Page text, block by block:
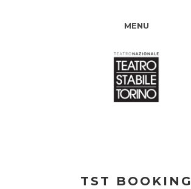
MENU
TST BOOKING